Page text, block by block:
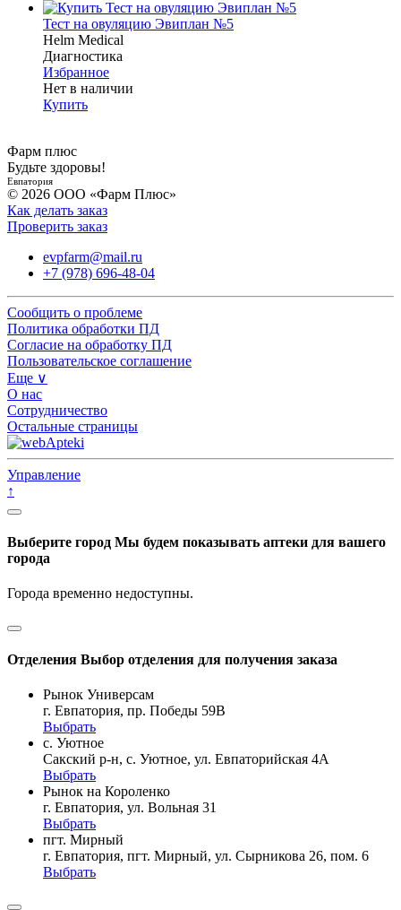
Тест на овуляцию Эвиплан №5
Helm Medical
Диагностика
Избранное
Нет в наличии
Купить
Фарм плюс
Будьте здоровы!
Евпатория
© 2026 ООО «Фарм Плюс»
Как делать заказ
Проверить заказ
evpfarm@mail.ru
+7 (978) 696-48-04
Сообщить о проблеме
Политика обработки ПД
Согласие на обработку ПД
Пользовательское соглашение
Еще ∨
О нас
Сотрудничество
Остальные страницы
Управление
↑
Выберите город Мы будем показывать аптеки для вашего
города
Города временно недоступны.
Отделения Выбор отделения для получения заказа
Рынок Универсам
г. Евпатория, пр. Победы 59В
Выбрать
с. Уютное
Сакский р-н, с. Уютное, ул. Евпаторийская 4А
Выбрать
Рынок на Короленко
г. Евпатория, ул. Вольная 31
Выбрать
пгт. Мирный
г. Евпатория, пгт. Мирный, ул. Сырникова 26, пом. 6
Выбрать